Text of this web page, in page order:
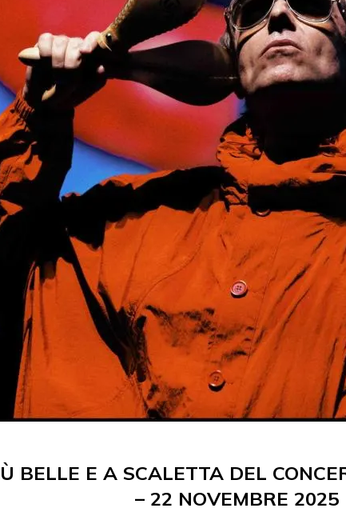
BELLE E A SCALETTA DEL
– 22 NOVEMBRE 2025